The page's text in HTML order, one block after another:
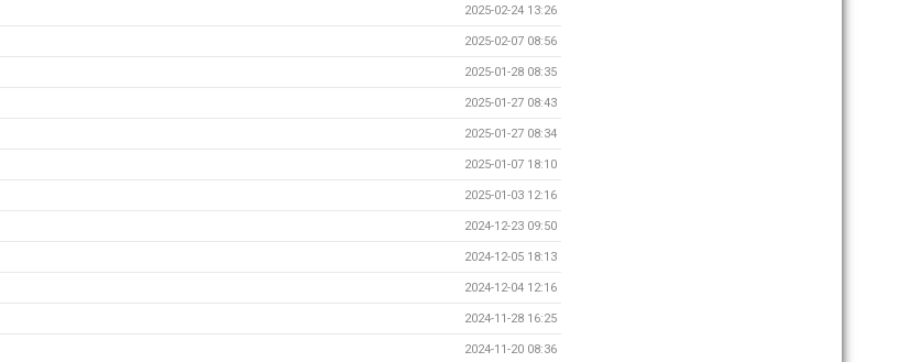
2025-02-24 13:26
2025-02-07 08:56
2025-01-28 08:35
2025-01-27 08:43
2025-01-27 08:34
2025-01-07 18:10
2025-01-03 12:16
2024-12-23 09:50
2024-12-05 18:13
2024-12-04 12:16
2024-11-28 16:25
2024-11-20 08:36